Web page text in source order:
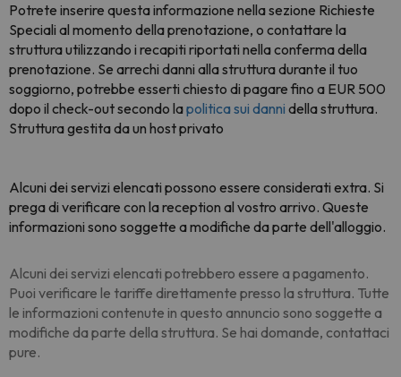
Potrete inserire questa informazione nella sezione Richieste
Speciali al momento della prenotazione, o contattare la
struttura utilizzando i recapiti riportati nella conferma della
prenotazione. Se arrechi danni alla struttura durante il tuo
soggiorno, potrebbe esserti chiesto di pagare fino a EUR 500
dopo il check-out secondo lapolitica sui danni della struttura.
Struttura gestita da un host privato
Alcuni dei servizi elencati possono essere considerati extra. Si
prega di verificare con la reception al vostro arrivo. Queste
informazioni sono soggette a modifiche da parte dell'alloggio.
Alcuni dei servizi elencati potrebbero essere a pagamento.
Puoi verificare le tariffe direttamente presso la struttura. Tutte
le informazioni contenute in questo annuncio sono soggette a
modifiche da parte della struttura. Se hai domande, contattaci
pure.